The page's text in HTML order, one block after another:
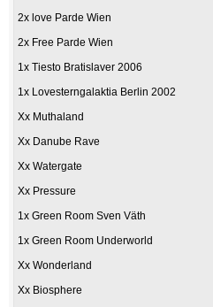
2x love Parde Wien
2x Free Parde Wien
1x Tiesto Bratislaver 2006
1x Lovesterngalaktia Berlin 2002
Xx Muthaland
Xx Danube Rave
Xx Watergate
Xx Pressure
1x Green Room Sven Väth
1x Green Room Underworld
Xx Wonderland
Xx Biosphere